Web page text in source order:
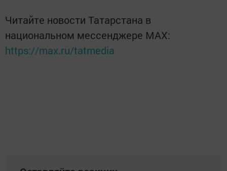
Читайте новости Татарстана в
национальном мессенджере MАХ:
https://max.ru/tatmedia